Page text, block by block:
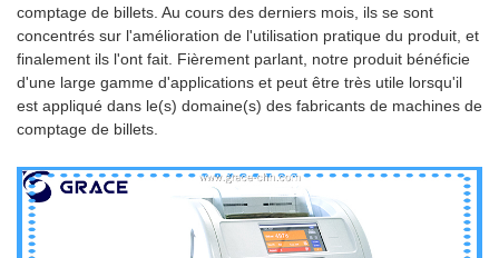
comptage de billets. Au cours des derniers mois, ils se sont
concentrés sur l'amélioration de l'utilisation pratique du produit, et
finalement ils l'ont fait. Fièrement parlant, notre produit bénéficie
d'une large gamme d'applications et peut être très utile lorsqu'il
est appliqué dans le(s) domaine(s) des fabricants de machines de
comptage de billets.